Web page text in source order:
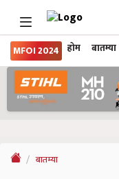
MFOI 2024 होम बातम्या
बातम्या